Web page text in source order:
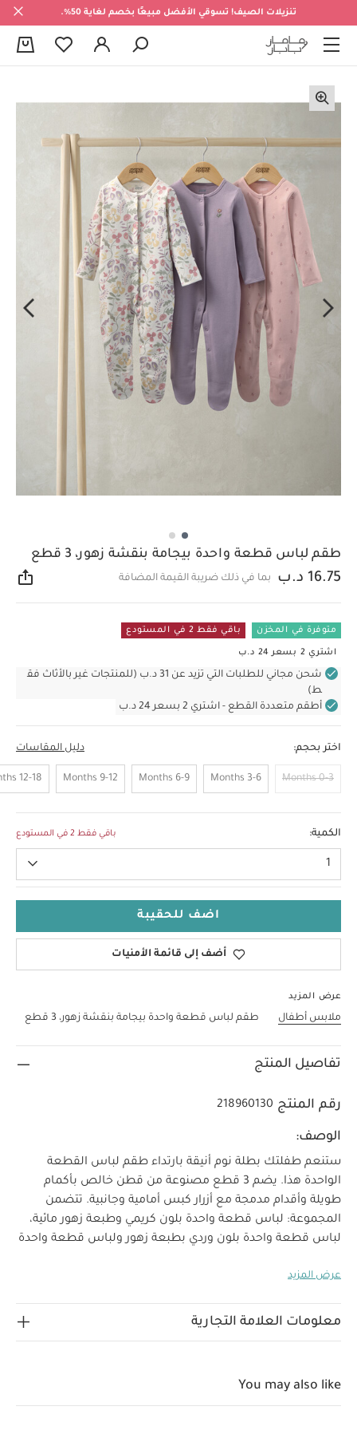
تنزيلات الصيف! تسوقي الأفضل مبيعًا بخصم لغاية 50%.
طقم لباس قطعة واحدة بيجامة بنقشة زهور، 3 قطع
16.75 د.ب بما في ذلك ضريبة القيمة المضافة
متوفرة في المخزن باقي فقط 2 في المستودع
اشتري 2 بسعر 24 د.ب
شحن مجاني للطلبات التي تزيد عن 31 د.ب (للمنتجات غير بالأثاث فق
ط)
أطقم متعددة القطع - اشتري 2 بسعر 24 د.ب
اختر بحجم: دليل المقاسات
0-3 Months
3-6 Months
6-9 Months
9-12 Months
12-18 Months
الكمية: باقي فقط 2 في المستودع
1
اضف للحقيبة
أضف إلى قائمة الأمنيات
عرض المزيد
ملابس أطفال طقم لباس قطعة واحدة بيجامة بنقشة زهور، 3 قطع
تفاصيل المنتج
رقم المنتج 218960130
الوصف:
ستنعم طفلتك بطلة نوم أنيقة بارتداء طقم لباس القطعة
الواحدة هذا. يضم 3 قطع مصنوعة من قطن خالص بأكمام
طويلة وأقدام مدمجة مع أزرار كبس أمامية وجانبية. تتضمن
المجموعة: لباس قطعة واحدة بلون كريمي وطبعة زهور مائية،
لباس قطعة واحدة بلون وردي بطبعة زهور ولباس قطعة واحدة
مكون من 3 لباس القطعة الواحدة بيجامة بنقشات زهور
خصائص المنتج:
ستنعم طفلتك بطلة نوم أنيقة بارتداء
وطبعة زهور مائية، لباس قطعة واحدة بلون وردي بطبعة زهور
عرض المزيد
معلومات العلامة التجارية
You may also like